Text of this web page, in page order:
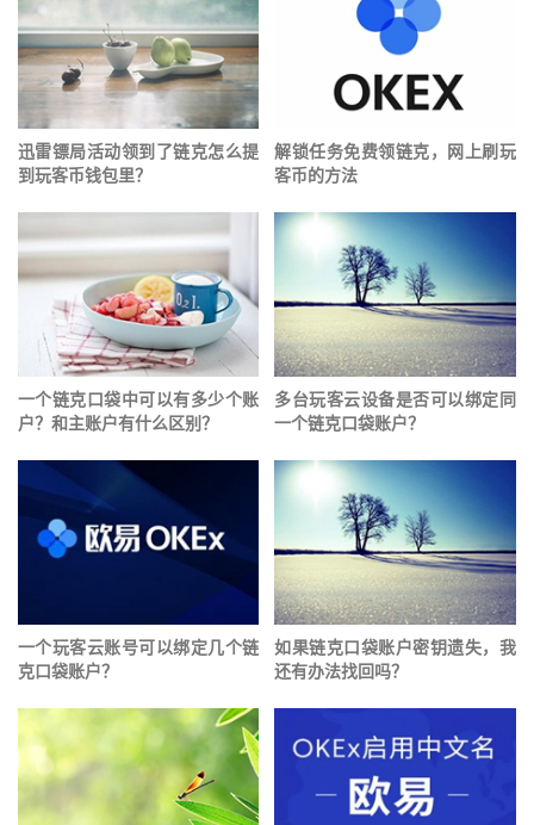
迅雷镖局活动领到了链克怎么提
到玩客币钱包里？
解锁任务免费领链克，网上刷玩
客币的方法
一个链克口袋中可以有多少个账
户？和主账户有什么区别？
多台玩客云设备是否可以绑定同
一个链克口袋账户？
一个玩客云账号可以绑定几个链
克口袋账户？
如果链克口袋账户密钥遗失，我
还有办法找回吗？